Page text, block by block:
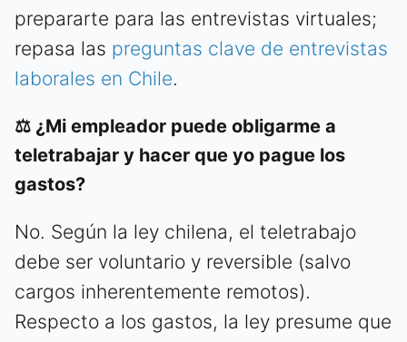
prepararte para las entrevistas virtuales;
repasa las preguntas clave de entrevistas
laborales en Chile.
⚖️ ¿Mi empleador puede obligarme a
teletrabajar y hacer que yo pague los
gastos?
No. Según la ley chilena, el teletrabajo
debe ser voluntario y reversible (salvo
cargos inherentemente remotos).
Respecto a los gastos, la ley presume que